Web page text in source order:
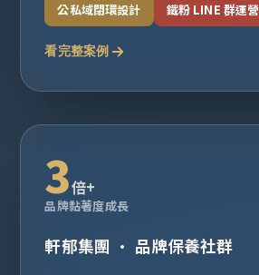
公私域閉環設計 鐵粉 LINE 群運營
看完整案例
3倍+
品牌黏著度成長
軒郁集團 · 品牌保養社群